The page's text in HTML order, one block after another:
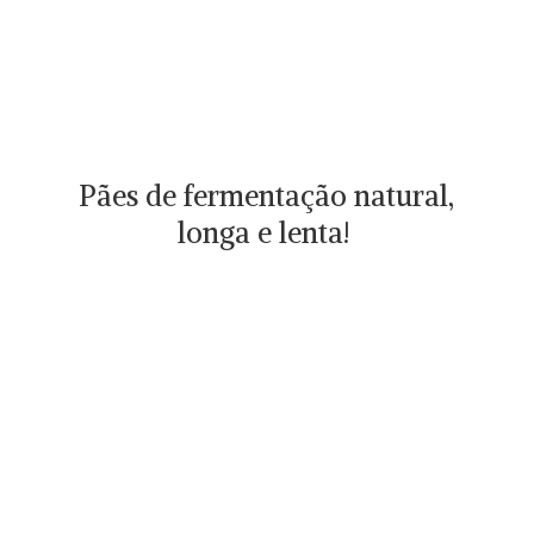
Pães de fermentação natural,
longa e lenta!